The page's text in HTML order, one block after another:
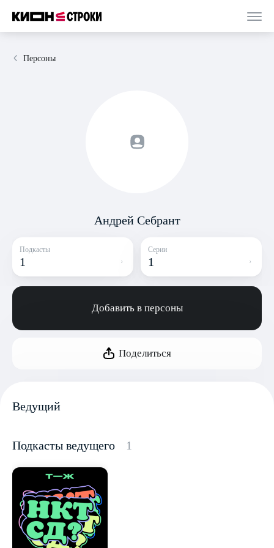
Персоны
Андрей Себрант
Подкасты
1
Серии
1
Добавить в персоны
Поделиться
Ведущий
Подкасты ведущего 1